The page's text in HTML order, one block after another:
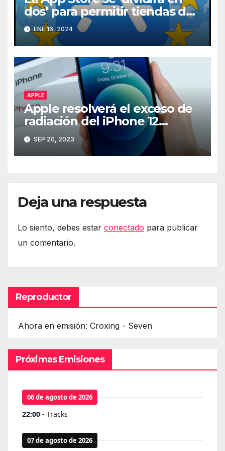
dos’ para permitir tiendas de
terceros en iPhone en la UE
ENE 16, 2024
APPLE
Apple resolverá el exceso de
radiación del iPhone 12
mediante software
SEP 20, 2023
Deja una respuesta
Lo siento, debes estar conectado para publicar
un comentario.
Reproductor
Ahora en emisión: Croxing - Seven
Próximas Emisiones